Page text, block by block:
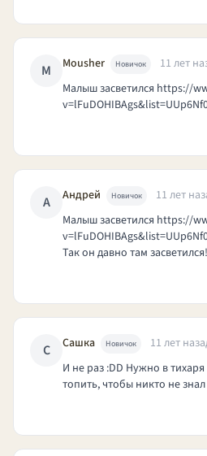
M Mousher Новичок
11 лет
Малыш засветился https://
А Андрей Новичок
11 лет
Малыш засветился https://
Так он давно там засветился!
С Сашка Новичок
11 лет
И не раз :DD Нужно в
топить, чтобы никто не знал